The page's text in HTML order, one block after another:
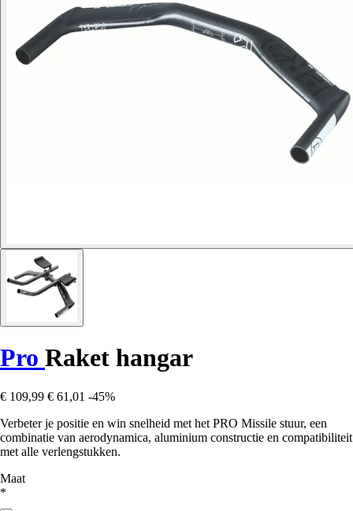
Pro Raket hangar
€ 109,99 € 61,01 -45%
Verbeter je positie en win snelheid met het PRO Missile stuur, een
combinatie van aerodynamica, aluminium constructie en compatibiliteit
met alle verlengstukken.
Maat
*